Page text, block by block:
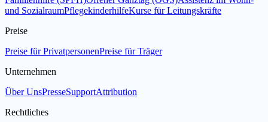
und SozialraumPflegekinderhilfeKurse für Leitungskräfte
Preise
Preise für PrivatpersonenPreise für Träger
Unternehmen
Über UnsPresseSupportAttribution
Rechtliches